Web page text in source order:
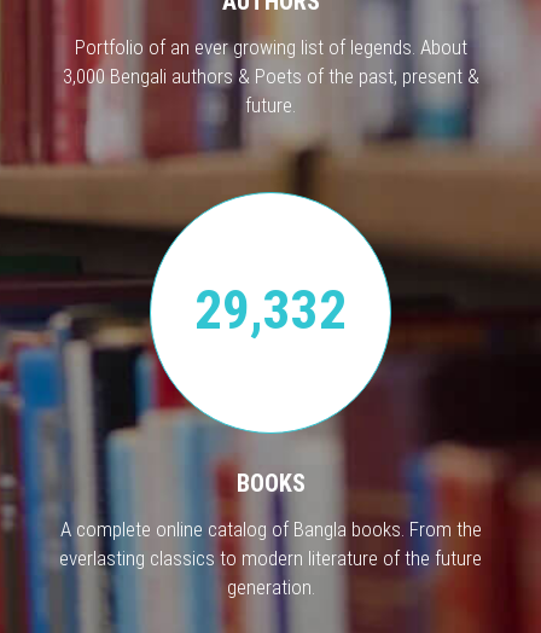
Portfolio of an ever growing list of legends. About
3,000 Bengali authors & Poets of the past, present &
future.
29,332
BOOKS
A complete online catalog of Bangla books. From the
everlasting classics to modern literature of the future
generation.